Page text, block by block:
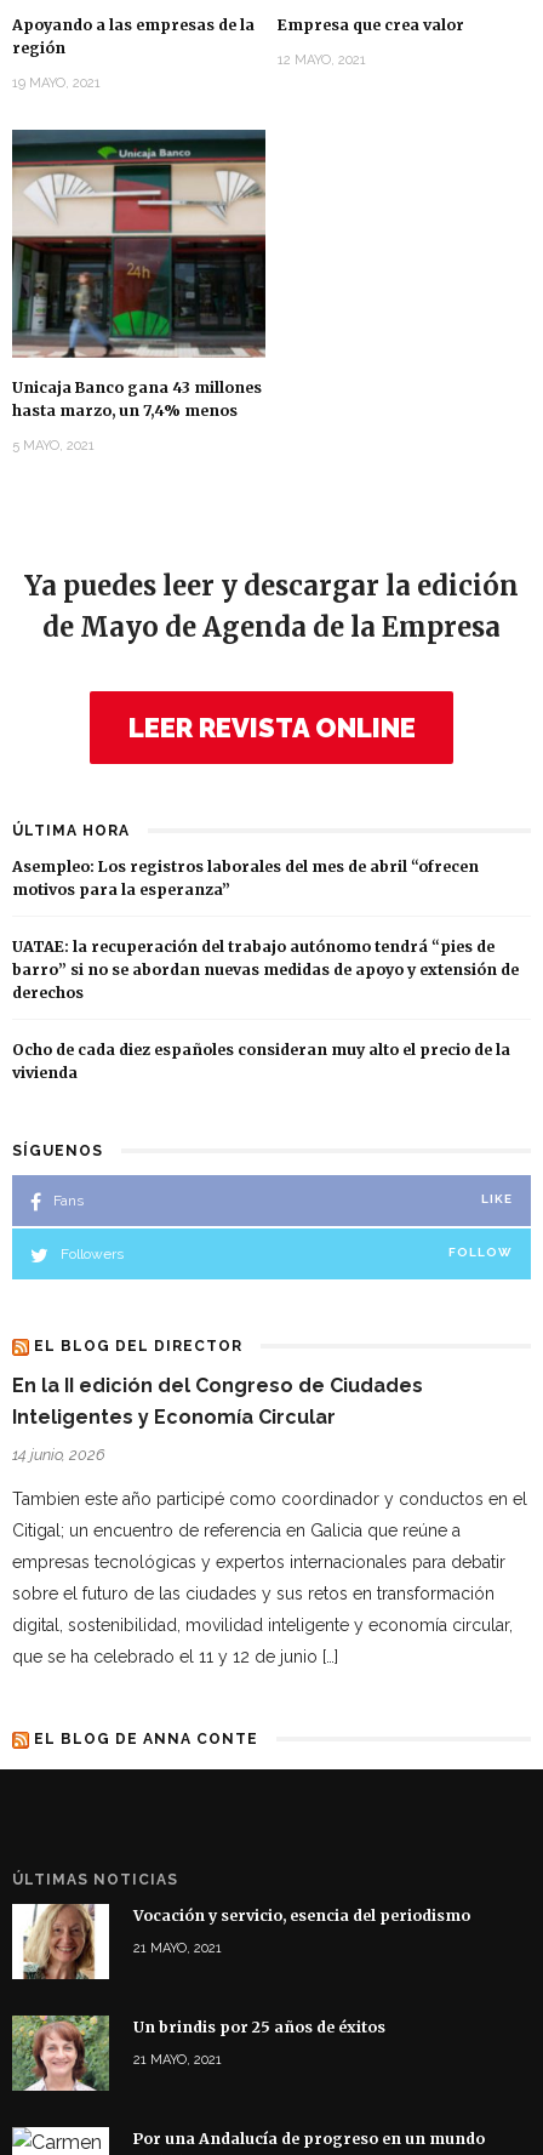
Apoyando a las empresas de la
región
19 MAYO, 2021
Empresa que crea valor
12 MAYO, 2021
Unicaja Banco gana 43 millones
hasta marzo, un 7,4% menos
5 MAYO, 2021
Ya puedes leer y descargar la edición
de Mayo de Agenda de la Empresa
LEER REVISTA ONLINE
ÚLTIMA HORA
Asempleo: Los registros laborales del mes de abril “ofrecen
motivos para la esperanza”
UATAE: la recuperación del trabajo autónomo tendrá “pies de
barro” si no se abordan nuevas medidas de apoyo y extensión de
derechos
Ocho de cada diez españoles consideran muy alto el precio de la
vivienda
SÍGUENOS
Fans LIKE
Followers FOLLOW
EL BLOG DEL DIRECTOR
En la II edición del Congreso de Ciudades
Inteligentes y Economía Circular
14 junio, 2026
Tambien este año participé como coordinador y conductos en el
Citigal; un encuentro de referencia en Galicia que reúne a
empresas tecnológicas y expertos internacionales para debatir
sobre el futuro de las ciudades y sus retos en transformación
digital, sostenibilidad, movilidad inteligente y economía circular,
que se ha celebrado el 11 y 12 de junio […]
EL BLOG DE ANNA CONTE
ÚLTIMAS NOTICIAS
Vocación y servicio, esencia del periodismo
21 MAYO, 2021
Un brindis por 25 años de éxitos
21 MAYO, 2021
Por una Andalucía de progreso en un mundo